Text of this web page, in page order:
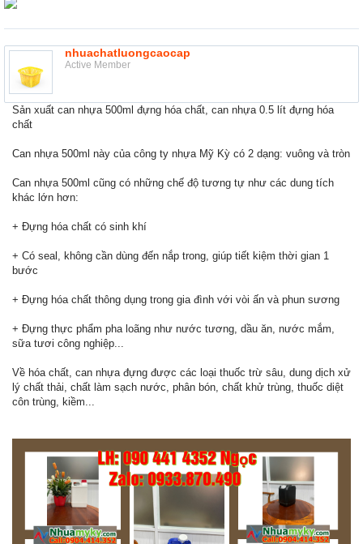
nhuachatluongcaocap
Active Member
Sản xuất can nhựa 500ml đựng hóa chất, can nhựa 0.5 lít đựng hóa
chất
Can nhựa 500ml này của công ty nhựa Mỹ Kỳ có 2 dạng: vuông và tròn
Can nhựa 500ml cũng có những chế độ tương tự như các dung tích
khác lớn hơn:
+ Đựng hóa chất có sinh khí
+ Có seal, không cần dùng đến nắp trong, giúp tiết kiệm thời gian 1
bước
+ Đựng hóa chất thông dụng trong gia đình với vòi ấn và phun sương
+ Đựng thực phẩm pha loãng như nước tương, dầu ăn, nước mắm,
sữa tươi công nghiệp...
Về hóa chất, can nhựa đựng được các loại thuốc trừ sâu, dung dịch xử
lý chất thải, chất làm sạch nước, phân bón, chất khử trùng, thuốc diệt
côn trùng, kiềm...